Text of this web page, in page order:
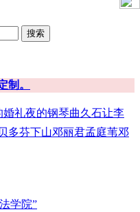
搜索
制。
婚礼夜的钢琴曲久石让李
多芬下山邓丽君孟庭苇邓
学院”